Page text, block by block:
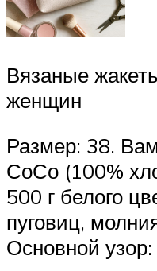
Вязаные
женщин
Размер: 38.
СоСо (100%
500 г белого
пуговиц,
Основной